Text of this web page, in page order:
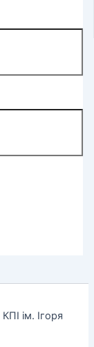
ім. Ігоря